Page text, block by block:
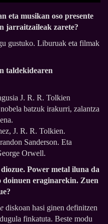
eta musikan oso presente
jarraitzaileak zarete?
gustuko. Liburuak eta filmak
taldekidearen
J. R. R. Tolkien
batzuk irakurri, zalantza
J. R. R. Tolkien.
Sanderson. Eta
Orwell.
Power metal iluna da
doinuen eraginarekin. Zuen
diskoan hasi ginen definitzen
finkatuta. Beste modu